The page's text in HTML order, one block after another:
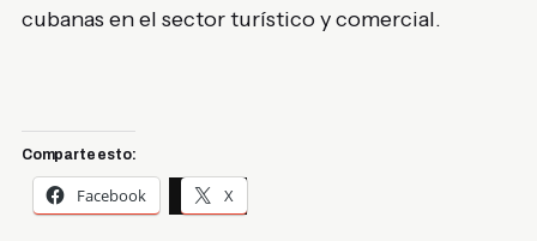
cubanas en el sector turístico y comercial.
Comparte esto:
Facebook X